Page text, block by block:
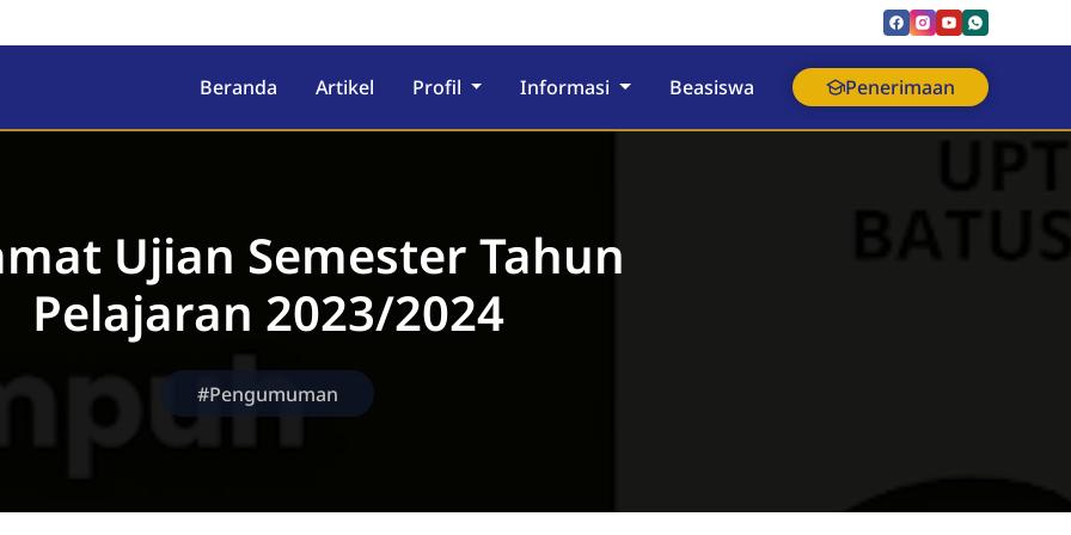
Berasrama
Beranda Artikel Profil Informasi Beasiswa Penerimaan
Ujian Semester Tahun
Pelajaran 2023/2024
#Pengumuman